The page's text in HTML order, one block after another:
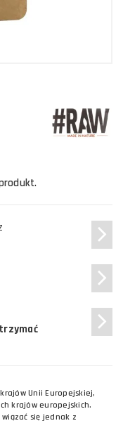
Unii Europejskiej,
krajów europejskich.
się jednak z